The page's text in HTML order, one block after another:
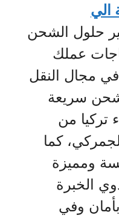
الي
حلول الشحن
عملك
في مجال النقل
سريعة
تركيا من
كما
ومميزة
الخبرة
وفي